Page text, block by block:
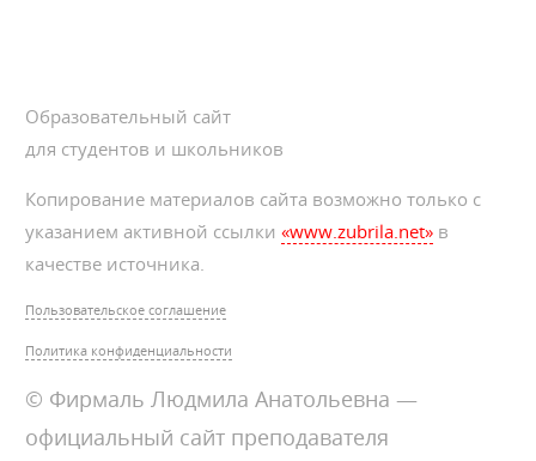
Образовательный сайт
для студентов и школьников
Копирование материалов сайта возможно только с
указанием активной ссылки«www.zubrila.net» в
качестве источника.
Пользовательское соглашение
Политика конфиденциальности
© Фирмаль Людмила Анатольевна —
официальный сайт преподавателя